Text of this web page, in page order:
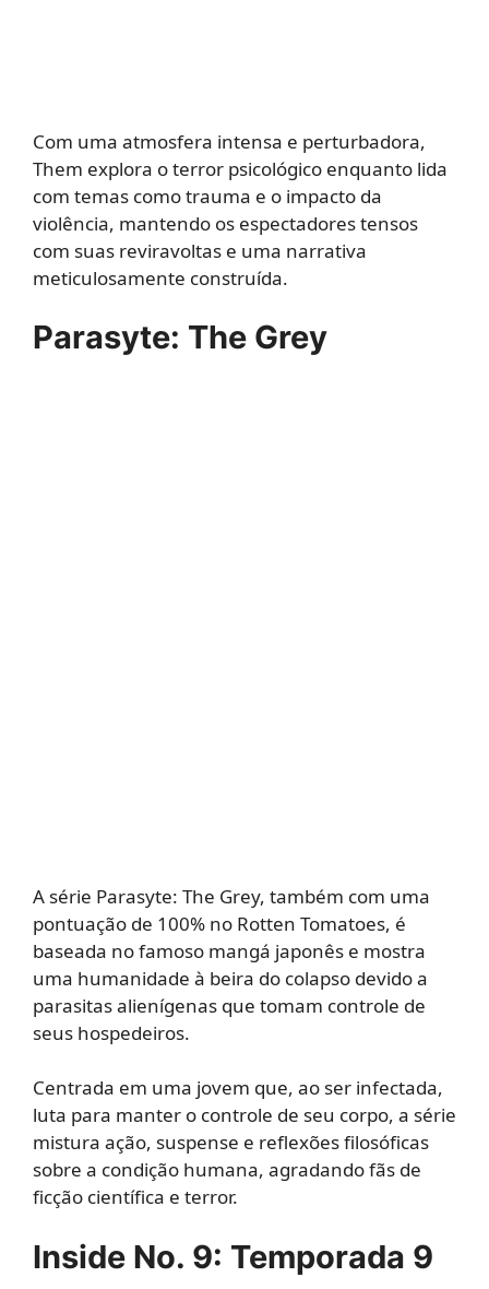
Com uma atmosfera intensa e perturbadora,
Them explora o terror psicológico enquanto lida
com temas como trauma e o impacto da
violência, mantendo os espectadores tensos
com suas reviravoltas e uma narrativa
meticulosamente construída.
Parasyte: The Grey
A série Parasyte: The Grey, também com uma
pontuação de 100% no Rotten Tomatoes, é
baseada no famoso mangá japonês e mostra
uma humanidade à beira do colapso devido a
parasitas alienígenas que tomam controle de
seus hospedeiros.
Centrada em uma jovem que, ao ser infectada,
luta para manter o controle de seu corpo, a série
mistura ação, suspense e reflexões filosóficas
sobre a condição humana, agradando fãs de
ficção científica e terror.
Inside No. 9: Temporada 9